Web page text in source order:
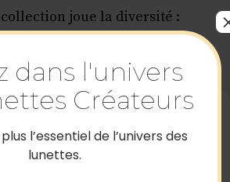
le consentement
expériences, nous utilisons des
les cookies pour stocker et/ou accéder aux
joue la diversité :
un esprit rétro, lignes
de caractère, ou montures
effet mode assumé.
dans l'univers
Créateurs
l’essentiel de l’univers des
lunettes.